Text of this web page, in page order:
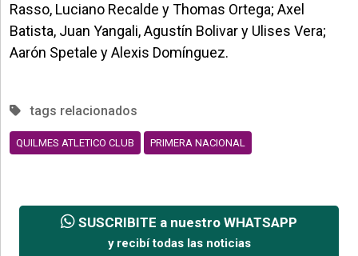
Rasso, Luciano Recalde y Thomas Ortega; Axel
Batista, Juan Yangali, Agustín Bolivar y Ulises Vera;
Aarón Spetale y Alexis Domínguez.
tags relacionados
QUILMES ATLETICO CLUB PRIMERA NACIONAL
SUSCRIBITE a nuestro WHATSAPP
y recibí todas las noticias